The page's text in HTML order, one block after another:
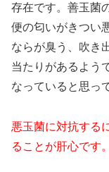
存在です。善玉菌
便の匂いがきつい
ならが臭う、吹き
当たりがあるよう
なっていると思っ
悪玉菌に対抗する
ることが肝心です。